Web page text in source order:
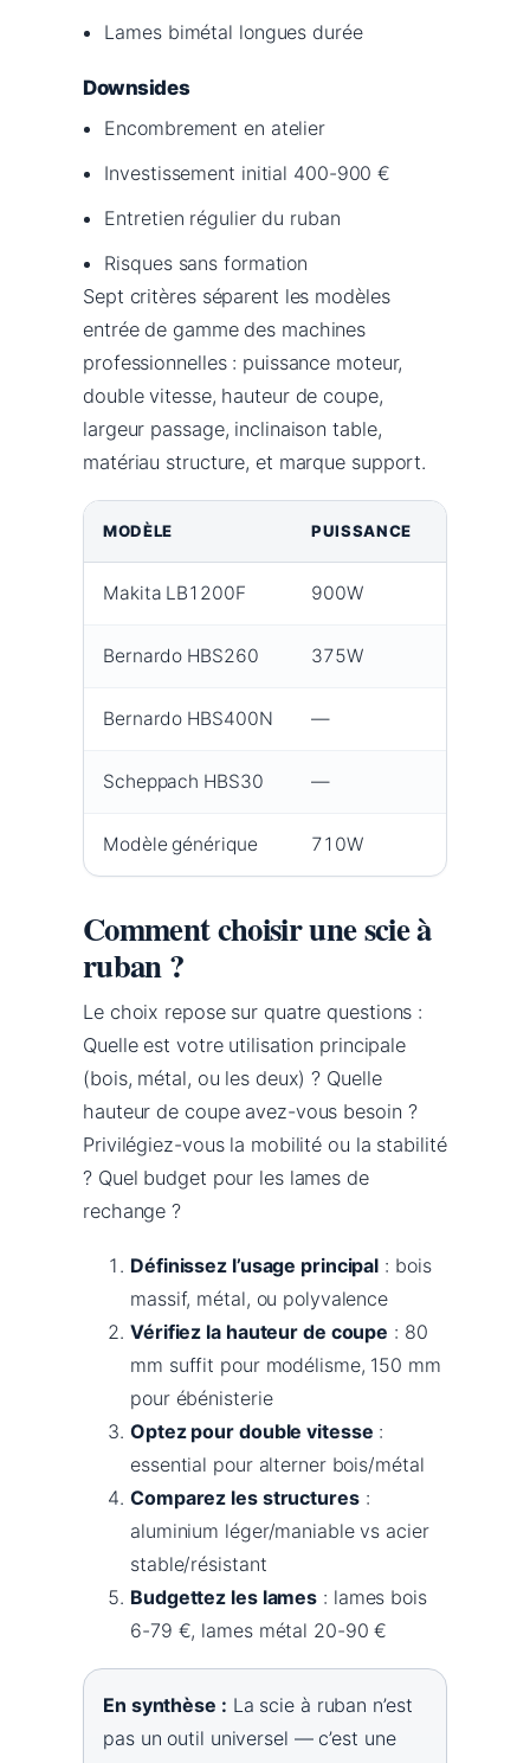
Lames bimétal longues durée
Downsides
Encombrement en atelier
Investissement initial 400-900 €
Entretien régulier du ruban
Risques sans formation
Sept critères séparent les modèles
entrée de gamme des machines
professionnelles : puissance moteur,
double vitesse, hauteur de coupe,
largeur passage, inclinaison table,
matériau structure, et marque support.
MODÈLE PUISSANCE
Makita LB1200F 900W
Bernardo HBS260 375W
Bernardo HBS400N —
Scheppach HBS30 —
Modèle générique 710W
Comment choisir une scie à
ruban ?
Le choix repose sur quatre questions :
Quelle est votre utilisation principale
(bois, métal, ou les deux) ? Quelle
hauteur de coupe avez-vous besoin ?
Privilégiez-vous la mobilité ou la stabilité
? Quel budget pour les lames de
rechange ?
Définissez l’usage principal : bois
massif, métal, ou polyvalence
Vérifiez la hauteur de coupe : 80
mm suffit pour modélisme, 150 mm
pour ébénisterie
Optez pour double vitesse :
essential pour alterner bois/métal
Comparez les structures:
aluminium léger/maniable vs acier
stable/résistant
Budgettez les lames : lames bois
6-79 €, lames métal 20-90 €
En synthèse : La scie à ruban n’est
pas un outil universel — c’est une